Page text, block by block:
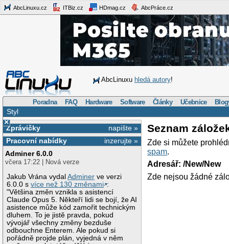
AbcLinuxu.cz ITBiz.cz HDmag.cz AbcPráce.cz
AbcLinuxu hledá autory!
Poradna FAQ Hardware Software Články Učebnice
Styl
×
napište »
Zprávičky
inzerujte »
Pracovní nabídky
Adminer 6.0.0
včera 17:22 | Nová verze
Jakub Vrána vydalAdminer ve verzi
6.0.0 svíce než 130 změnami :
"Většina změn vznikla s asistencí
Claude Opus 5. Někteří lidi se bojí, že AI
asistence může kód zamořit technickým
dluhem. To je jistě pravda, pokud
vývojář všechny změny bezduše
odbouchne Enterem. Ale pokud si
pořádně projde plán, vyjedná v něm
Seznam
Zde si můžete
spam.
Adresář: /New/New
Zde nejsou žádné